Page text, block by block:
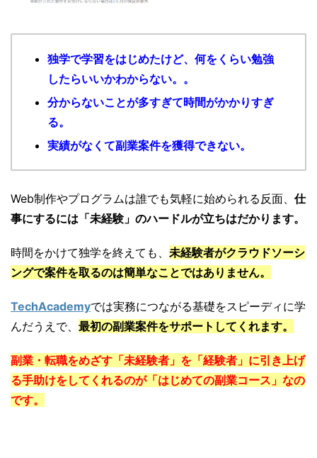
独学で学習をはじめたけど、何をくらい勉強
したらいいかわからない。。
分からないことが多すぎて時間がかかりすぎ
る。
実績がなくて副業案件を獲得できない。
Web制作やプログラムは誰でも気軽に始められる反面、 仕
事にするには「未経験」のハードルが立ちはだかります。
時間をかけて独学を終えても、 未経験者がクラウドソーシ
ングで案件を取るのは簡単なことではありません。
TechAcademyでは実務につながる基礎をスピーディに学
んだうえで、 最初の副業案件をサポートしてくれます。
副業・転職をめざす「未経験者」を「経験者」 に引き上げ
る手助けをしてくれるのが「はじめての副業コース」なの
です。